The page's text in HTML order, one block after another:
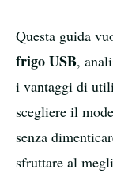
Questa guida
frigo USB,
i vantaggi di
scegliere il
senza
sfruttare al